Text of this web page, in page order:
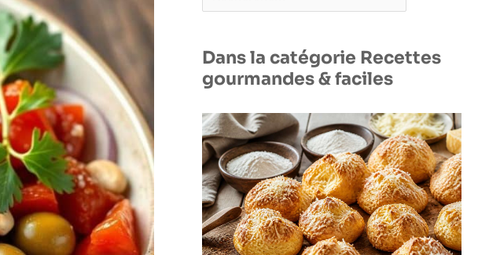
Dans la catégorie Recettes
gourmandes & faciles